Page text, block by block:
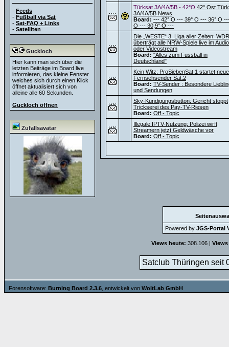
- Feeds
- Fußball via Sat
- Sat-FAQ + Links
- Satelliten
Guckloch
Hier kann man sich über die
letzten Beiträge im Board live
informieren, das kleine Fenster
welches sich durch einen Klick
öffnet aktualisiert sich von
alleine alle 60 Sekunden.
Guckloch öffnen
Zufallsavatar
Türksat 3A/4A/5B - 42°O 42° Ost
3A/4A/5B News
Board: --- 42° O --- 39° O --- 36° O
O --- 30,9° O ---
Die „WESTE“ 3. Liga aller Zeiten: WDR
überträgt alle NRW-Spiele live im
oder Videostream
Board: "Alles zum Fussball in
Deutschland"
Kein Witz: ProSiebenSat.1 startet
Fernsehsender Sat.2
Board: TV-Sender : Besondere
und Sendungen
Sky-Kündigungsbutton: Gericht stoppt
Trickserei des Pay-TV-Riesen
Board: Off - Topic
Illegale IPTV-Nutzung: Polizei wirft
Streamern jetzt Geldwäsche vor
Board: Off - Topic
Powered by JGS-Portal
Views heute: 308.106 |
Satclub Thüringen seit
Forensoftware: Burning Board 2.3.6 , entwickelt von WoltLab GmbH